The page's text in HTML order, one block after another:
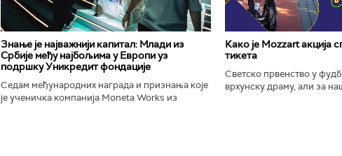
Знање је најважнији капитал: Млади из
Србије међу најбољима у Европи уз
подршку Уникредит фондације
Седам међународних награда и признања које
је ученичка компанија Moneta Works из
Како је Mozzart акција
тикета
Светско првенство у
врхунску драму, али за